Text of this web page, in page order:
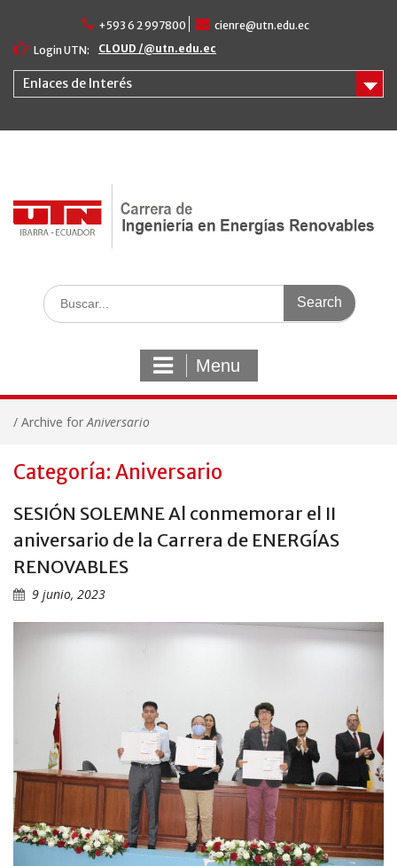
content
+593 6 2 997800
cienre@utn.edu.ec
Login UTN:
CLOUD /@utn.edu.ec
Enlaces de Interés
Search
for:
Menu
/ Archive for Aniversario
Categoría: Aniversario
SESIÓN SOLEMNE Al conmemorar el II
aniversario de la Carrera de ENERGÍAS
RENOVABLES
9 junio, 2023